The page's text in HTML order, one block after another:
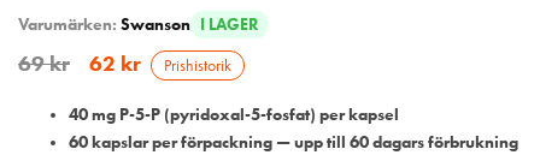
Varumärken: Swanson I LAGER
69kr 62 kr Prishistorik
40 mg P-5-P (pyridoxal-5-fosfat) per kapsel
60 kapslar per förpackning — upp till 60 dagars förbrukning